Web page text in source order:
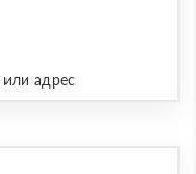
адрес